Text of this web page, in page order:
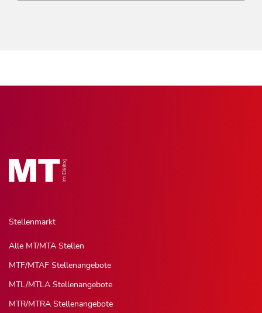
Stellenmarkt
Alle MT/MTA Stellen
MTF/MTAF Stellenangebote
MTL/MTLA Stellenangebote
MTR/MTRA Stellenangebote